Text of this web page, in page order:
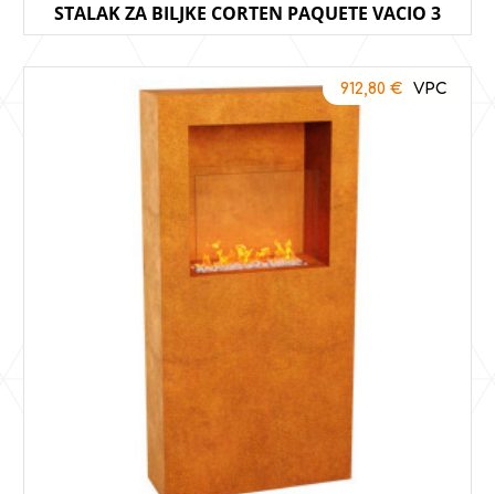
STALAK ZA BILJKE CORTEN PAQUETE VACIO 3
912,80 €